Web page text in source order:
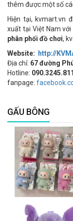
thêm được một số
Hiện tại, kvmart.vn
xuất tại Việt Nam
phân phối đồ chơi,
Website:
http://
Địa chỉ: 67 đường
Hotline: 090.3245.811
fanpage:
GẤU BÔNG